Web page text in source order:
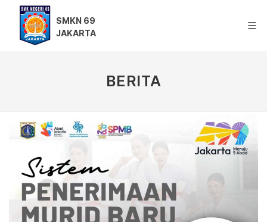
SMKN 69
JAKARTA
BERITA